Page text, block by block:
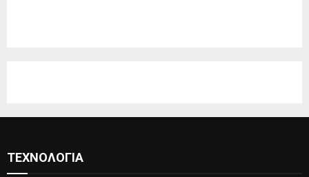
ΤΕΧΝΟΛΟΓΊΑ